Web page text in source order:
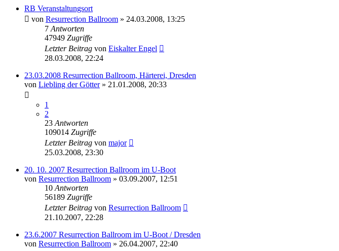
RB Veranstaltungsort
von Resurrection Ballroom » 24.03.2008, 13:25
7Antworten
47949 Zugriffe
Letzter Beitrag von Eiskalter Engel
28.03.2008, 22:24
23.03.2008 Resurrection Ballroom, Härterei, Dresden
von Liebling der Götter» 21.01.2008, 20:33
1
2
23Antworten
109014 Zugriffe
Letzter Beitrag von major
25.03.2008, 23:30
20. 10. 2007 Resurrection Ballroom im U-Boot
von Resurrection Ballroom » 03.09.2007, 12:51
10Antworten
56189 Zugriffe
Letzter Beitrag von Resurrection Ballroom
21.10.2007, 22:28
23.6.2007 Resurrection Ballroom im U-Boot / Dresden
von Resurrection Ballroom » 26.04.2007, 22:40